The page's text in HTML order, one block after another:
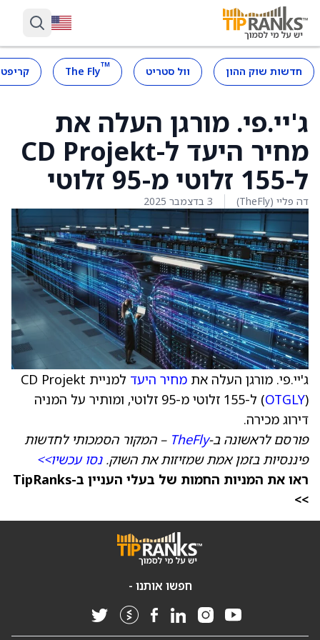
חדשות שוק ההון וול סטריט ™
The Fly
ג'יי.פי. מורגן העלה את
מחיר היעד ל-CD Projekt
ל-155 זלוטי מ-95 זלוטי
דה פליי (TheFly) 3 בדצמבר 2025
ג'יי.פי. מורגן העלה את מחיר היעד
למניית CD Projekt
(OTGLY
) ל-155 זלוטי מ-95 זלוטי, ומותיר על המניה
דירוג מכירה.
פורסם לראשונה ב-TheFly – המקור הסמכותי לחדשות
פיננסיות בזמן אמת שמזיזות את השוק.נסו עכשיו>>
ראו את המניות החמות של בעלי העניין ב-TipRanks
>>
חפשו אותנו -